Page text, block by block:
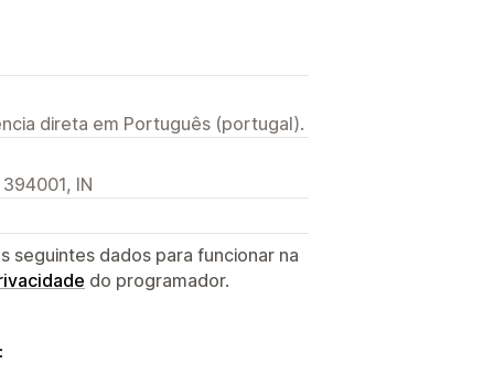
direta em Português (portugal).
IN
seguintes dados para funcionar na
do programador.